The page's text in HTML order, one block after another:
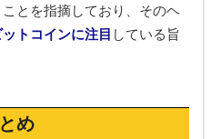
とを指摘しており、そのヘ
トコインに注目 している旨
め